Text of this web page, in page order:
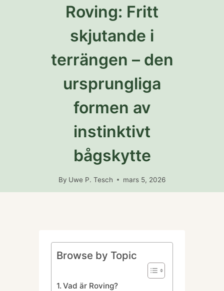
Roving: Fritt
skjutande i
terrängen – den
ursprungliga
formen av
instinktivt
bågskytte
By Uwe P. Tesch mars 5, 2026
Browse by Topic
Vad är Roving?